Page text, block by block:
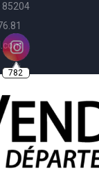
85204
782